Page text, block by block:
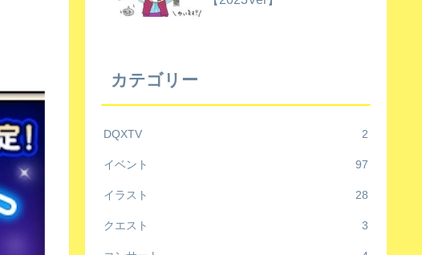
カテゴリー
DQXTV 2
イベント 97
イラスト 28
クエスト 3